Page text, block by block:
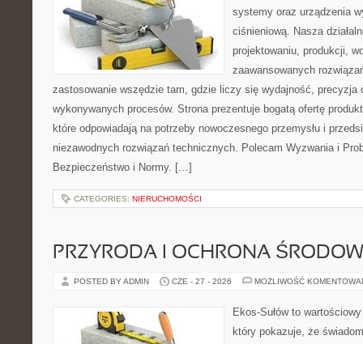
systemy oraz urządzenia
ciśnieniową. Nasza
projektowaniu, produkcji,
zaawansowanych
zastosowanie wszędzie tam, gdzie liczy się wydajność, precyzja
wykonywanych procesów. Strona prezentuje bogatą ofertę
które odpowiadają na potrzeby nowoczesnego przemysłu i
niezawodnych rozwiązań technicznych. Polecam Wyzwania i
Bezpieczeństwo i Normy. […]
CATEGORIES: NIERUCHOMOŚCI
PRZYRODA I OCHRONA
POSTED BY ADMIN CZE - 27 - 2026 MOŻLIWOŚĆ
Ekos-Sułów to
który pokazuje, że